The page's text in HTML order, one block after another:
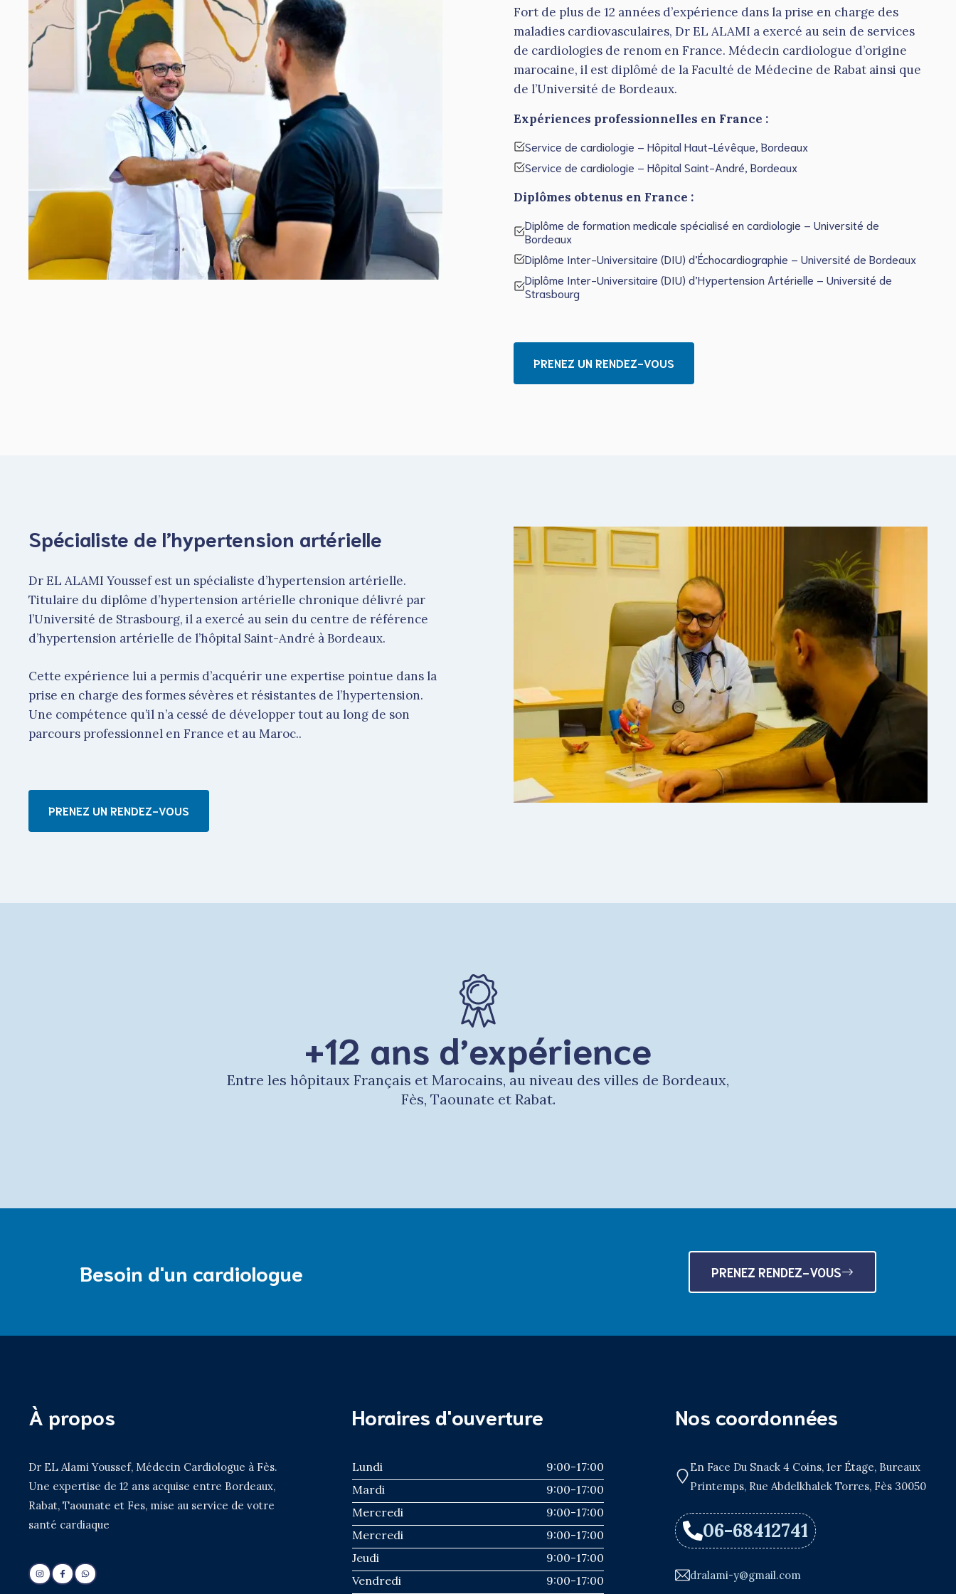
Fort de plus de 12 années d’expérience dans la prise en charge des
maladies cardiovasculaires, Dr EL ALAMI a exercé au sein de services
de cardiologies de renom en France. Médecin cardiologue d’origine
marocaine, il est diplômé de la Faculté de Médecine de Rabat ainsi que
de l’Université de Bordeaux.
Expériences professionnelles en France :
Service de cardiologie – Hôpital Haut-Lévêque, Bordeaux
Service de cardiologie – Hôpital Saint-André, Bordeaux
Diplômes obtenus en France :
Diplôme de formation medicale spécialisé en cardiologie – Université de
Bordeaux
Diplôme Inter-Universitaire (DIU) d’Échocardiographie – Université de Bordeaux
Diplôme Inter-Universitaire (DIU) d’Hypertension Artérielle – Université de
Strasbourg
PRENEZ UN RENDEZ-VOUS
Spécialiste de l’hypertension artérielle
Dr EL ALAMI Youssef est un spécialiste d’hypertension artérielle.
Titulaire du diplôme d’hypertension artérielle chronique délivré par
l’Université de Strasbourg, il a exercé au sein du centre de référence
d’hypertension artérielle de l’hôpital Saint-André à Bordeaux.
Cette expérience lui a permis d’acquérir une expertise pointue dans la
prise en charge des formes sévères et résistantes de l’hypertension.
Une compétence qu’il n’a cessé de développer tout au long de son
parcours professionnel en France et au Maroc..
PRENEZ UN RENDEZ-VOUS
+12 ans d’expérience
Entre les hôpitaux Français et Marocains, au niveau des villes de Bordeaux,
Fès, Taounate et Rabat.
Besoin d'un cardiologue PRENEZ RENDEZ-VOUS
À propos
Dr EL Alami Youssef, Médecin Cardiologue à Fès.
Une expertise de 12 ans acquise entre Bordeaux,
Rabat, Taounate et Fes, mise au service de votre
santé cardiaque
Horaires d'ouverture
Lundi
9:00-17:00
Mardi
9:00-17:00
Mercredi
9:00-17:00
Mercredi
9:00-17:00
Jeudi
9:00-17:00
Vendredi
9:00-17:00
Nos coordonnées
En Face Du Snack 4 Coins, 1er Étage, Bureaux
Printemps, Rue Abdelkhalek Torres, Fès 30050
06-68412741
dralami-y@gmail.com